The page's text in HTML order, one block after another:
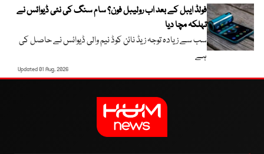
فولڈ ایبل کے بعد اب رولیبل فون؟ سام سنگ کی نئی ڈیوائس نے
تہلکہ مچا دیا
سب سے زیادہ توجہ زیڈ نائن کوڈ نیم والی ڈیوائس نے حاصل کی
ہے
Updated 01 Aug, 2026